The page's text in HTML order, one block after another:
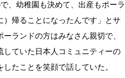
、幼稚園も決めて、出産もポーラ
帰ることになったんです」とサ
ランドの方はみなさん親切で、
ていた日本人コミュニティーの
たことを笑顔で話していた。